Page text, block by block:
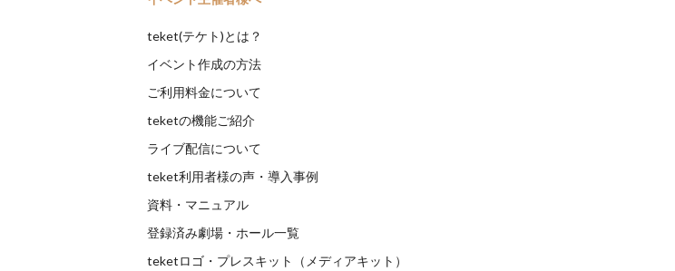
teket(テケト)とは？
イベント作成の方法
ご利用料金について
teketの機能ご紹介
ライブ配信について
teket利用者様の声・導入事例
資料・マニュアル
登録済み劇場・ホール一覧
teketロゴ・プレスキット（メディアキット）